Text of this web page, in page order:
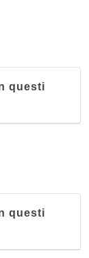
questi
questi